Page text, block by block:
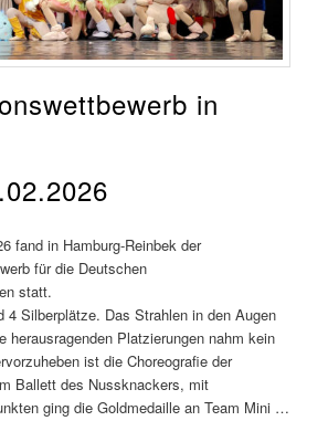
in
fand in Hamburg-Reinbek der
für die Deutschen
statt.
4 Silberplätze. Das Strahlen in den Augen
herausragenden Platzierungen nahm kein
ist die Choreografie der
Ballett des Nussknackers, mit
ging die Goldmedaille an Team Mini …